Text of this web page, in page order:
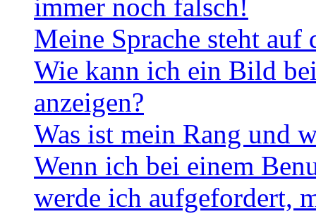
immer noch falsch!
Meine Sprache steht
Wie kann ich ein Bild
anzeigen?
Was ist mein Rang und
Wenn ich bei einem
werde ich aufgefordert,